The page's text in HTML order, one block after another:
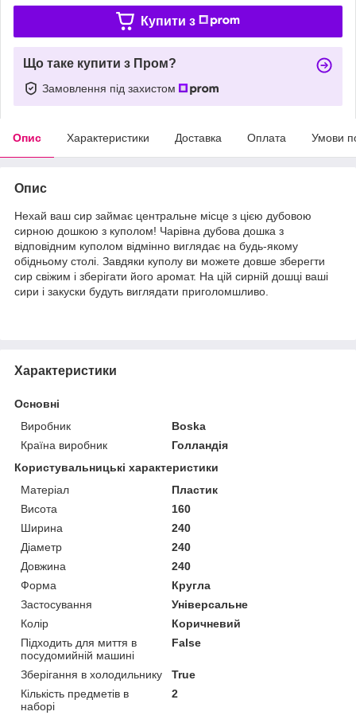
Купити з
Що таке купити з Пром?
Замовлення під захистом
Опис Характеристики Доставка Оплата Умови
Опис
Нехай ваш сир займає центральне місце з цією дубовою
сирною дошкою з куполом! Чарівна дубова дошка з
відповідним куполом відмінно виглядає на будь-якому
обідньому столі. Завдяки куполу ви можете довше зберегти
сир свіжим і зберігати його аромат. На цій сирній дошці ваші
сири і закуски будуть виглядати приголомшливо.
Характеристики
Основні
Виробник
Boska
Країна виробник
Голландія
Користувальницькі характеристики
Матеріал
Пластик
Висота
160
Ширина
240
Діаметр
240
Довжина
240
Форма
Кругла
Застосування
Універсальне
Колір
Коричневий
Підходить для миття в
посудомийній машині
False
Зберігання в холодильнику
True
Кількість предметів в
наборі
2